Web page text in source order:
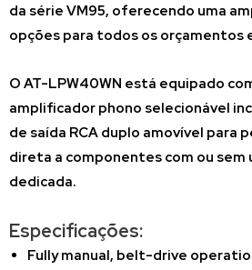
da série VM95, oferecendo uma
opções para todos os orçamentos
O AT-LPW40WN está equipado
amplificador phono selecionável
de saída RCA duplo amovível para
direta a componentes com ou sem
dedicada.
Especificações:
Fully manual, belt-drive